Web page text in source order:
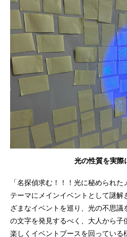
光の性質を実際
「名探偵求む！！！光に秘められ
テーマにメインイベントとして謎解
ざまなイベントを巡り、光の不思
の文字を発見するべく、大人から子
楽しくイベントブースを回っている